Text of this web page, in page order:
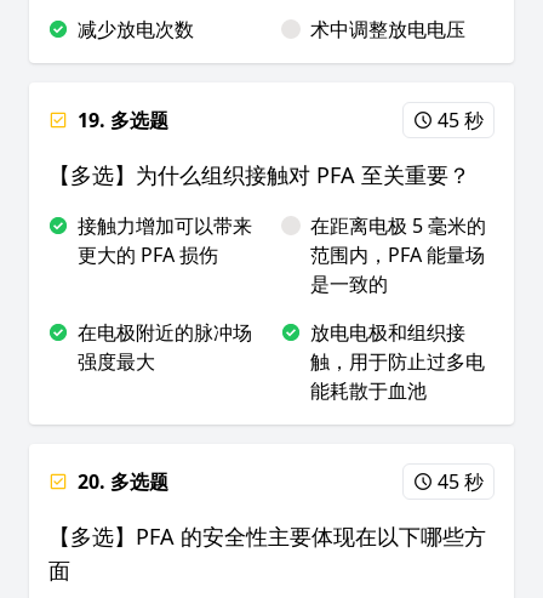
减少放电次数 术中调整放电电压
19. 多选题 45 秒
【多选】为什么组织接触对 PFA 至关重要？
接触力增加可以带来
更大的 PFA 损伤
在距离电极 5 毫米的
范围内，PFA 能量场
是一致的
在电极附近的脉冲场
强度最大
放电电极和组织接
触，用于防止过多电
能耗散于血池
20. 多选题 45 秒
【多选】PFA 的安全性主要体现在以下哪些方
面